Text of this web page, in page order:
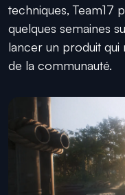
techniques, Team17
quelques semaines
lancer un produit qui
de la communauté.